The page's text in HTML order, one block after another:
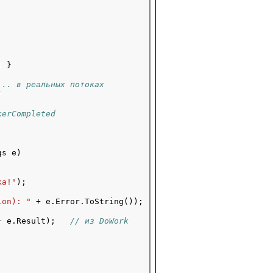
}
в реальных потоках
e)
);
"
+ e.Error.ToString());
e.Result); // из DoWork